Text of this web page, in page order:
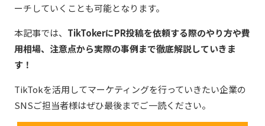
ーチしていくことも可能となります。
本記事では、 TikTokerにPR投稿を依頼する際のやり方や費
用相場、注意点から実際の事例まで徹底解説していきま
す！
TikTokを活用してマーケティングを行っていきたい企業の
SNSご担当者様はぜひ最後までご一読ください。